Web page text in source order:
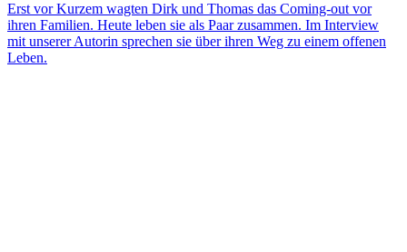
Erst vor Kurzem wagten Dirk und Thomas das Coming-out vor
ihren Familien. Heute leben sie als Paar zusammen. Im Interview
mit unserer Autorin sprechen sie über ihren Weg zu einem offenen
Leben.